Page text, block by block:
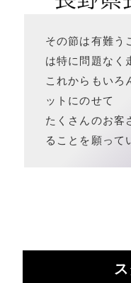
その節は有難う
は特に問題なく
これからもいろ
ットにのせて
たくさんのお客
ることを願って